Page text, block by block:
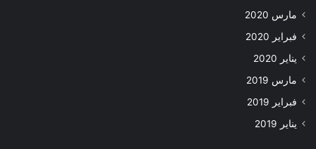
مارس 2020
فبراير 2020
يناير 2020
مارس 2019
فبراير 2019
يناير 2019